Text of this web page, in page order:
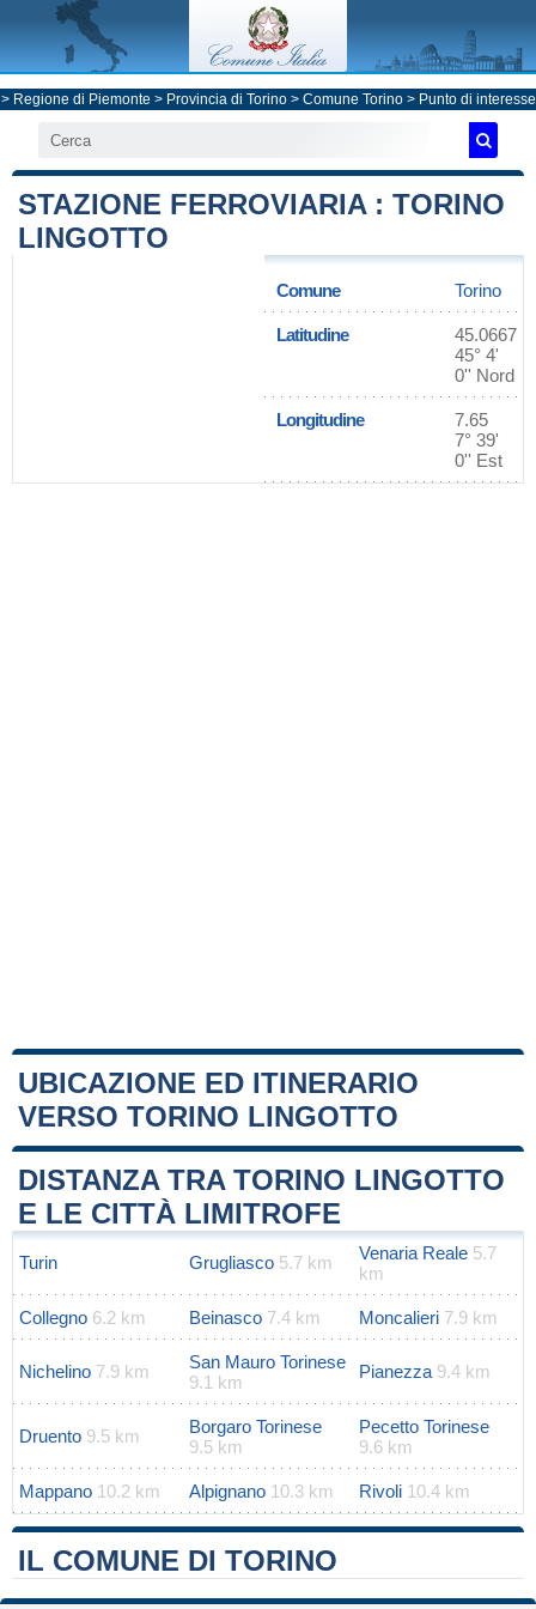
> Regione di Piemonte > Provincia di Torino> Comune Torino> Punto di interesse
STAZIONE FERROVIARIA : TORINO
LINGOTTO
Comune Torino
Latitudine
45.0667
45° 4'
0'' Nord
Longitudine
7.65
7° 39'
0'' Est
UBICAZIONE ED ITINERARIO
VERSO TORINO LINGOTTO
+
−
Leaflet |Map data ©OpenStreetMap
DISTANZA TRA TORINO LINGOTTO
E LE CITTÀ LIMITROFE
Turin Grugliasco 5.7 km Venaria Reale 5.7
km
Collegno 6.2 km Beinasco 7.4 km Moncalieri 7.9 km
Nichelino 7.9 km
San Mauro Torinese
9.1 km
Pianezza 9.4 km
Druento 9.5 km
Borgaro Torinese
9.5 km
Pecetto Torinese
9.6 km
Mappano 10.2 km Alpignano 10.3 km Rivoli 10.4 km
IL COMUNE DI TORINO